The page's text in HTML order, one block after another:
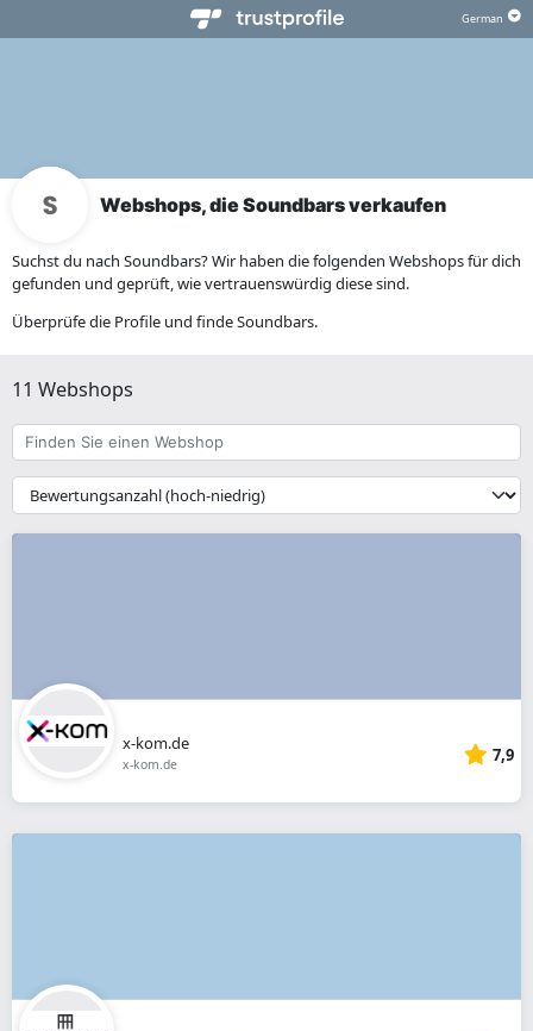
Webshops, die Soundbars verkaufen
Suchst du nach Soundbars? Wir haben die folgenden Webshops für dich
gefunden und geprüft, wie vertrauenswürdig diese sind.
Überprüfe die Profile und finde Soundbars.
11 Webshops
Finden
Sie
einen
Webshop
{{
__('Sort')
}}
x-kom.de
x-kom.de 7,9